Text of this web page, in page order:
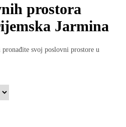
prostora
Jarmina
svoj poslovni prostore u